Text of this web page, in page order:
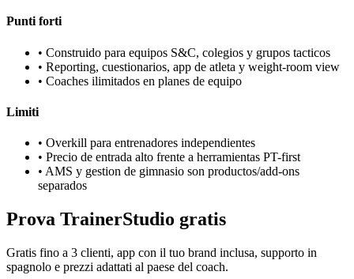
Punti forti
• Construido para equipos S&C, colegios y grupos tacticos
• Reporting, cuestionarios, app de atleta y weight-room view
• Coaches ilimitados en planes de equipo
Limiti
• Overkill para entrenadores independientes
• Precio de entrada alto frente a herramientas PT-first
• AMS y gestion de gimnasio son productos/add-ons
separados
Prova TrainerStudio gratis
Gratis fino a 3 clienti, app con il tuo brand inclusa, supporto in
spagnolo e prezzi adattati al paese del coach.